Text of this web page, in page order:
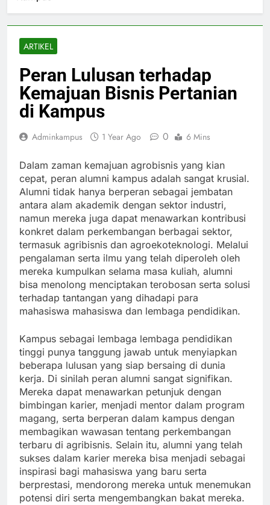
ARTIKEL
Peran Lulusan terhadap
Kemajuan Bisnis Pertanian
di Kampus
Adminkampus 1 Year Ago 0 6 Mins
Dalam zaman kemajuan agrobisnis yang kian
cepat, peran alumni kampus adalah sangat krusial.
Alumni tidak hanya berperan sebagai jembatan
antara alam akademik dengan sektor industri,
namun mereka juga dapat menawarkan kontribusi
konkret dalam perkembangan berbagai sektor,
termasuk agribisnis dan agroekoteknologi. Melalui
pengalaman serta ilmu yang telah diperoleh oleh
mereka kumpulkan selama masa kuliah, alumni
bisa menolong menciptakan terobosan serta solusi
terhadap tantangan yang dihadapi para
mahasiswa mahasiswa dan lembaga pendidikan.
Kampus sebagai lembaga lembaga pendidikan
tinggi punya tanggung jawab untuk menyiapkan
beberapa lulusan yang siap bersaing di dunia
kerja. Di sinilah peran alumni sangat signifikan.
Mereka dapat menawarkan petunjuk dengan
bimbingan karier, menjadi mentor dalam program
magang, serta berperan dalam kampus dengan
membagikan wawasan tentang perkembangan
terbaru di agribisnis. Selain itu, alumni yang telah
sukses dalam karier mereka bisa menjadi sebagai
inspirasi bagi mahasiswa yang baru serta
berprestasi, mendorong mereka untuk menemukan
potensi diri serta mengembangkan bakat mereka.